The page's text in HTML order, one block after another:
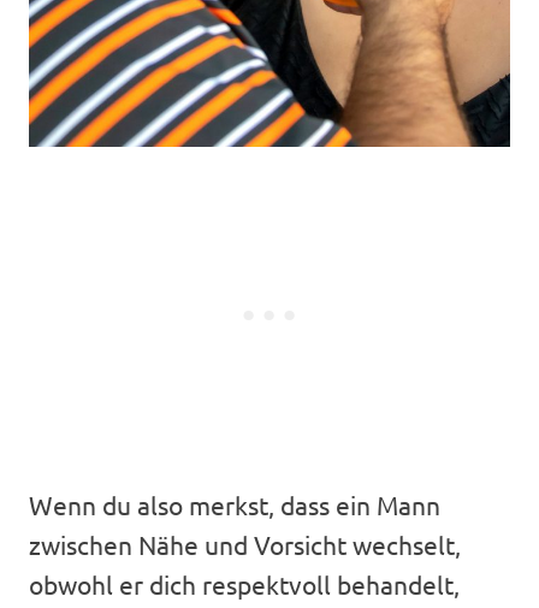
Wenn du also merkst, dass ein Mann
zwischen Nähe und Vorsicht wechselt,
obwohl er dich respektvoll behandelt,